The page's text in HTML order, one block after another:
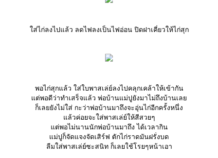
ส่ไก่ลงไปแล้ว ลดไฟลงเป็นไฟอ่อน ปิดฝาเคี่ยวให้ไก่สุก
พอไก่สุกแล้ว ใส่ใบพาสเล่ย์ลงไปคลุกเคล้าให้เข้ากัน
ต่พอดีว่าทำเสร็จแล้ว พ่อบ้านแม่ปูยังมาไม่ถึงบ้านเล
ก็เลยยังไม่ใส่ กะว่าพ่อบ้านมาถึงจะอุ่นไก่อีกครั้งหนึ่ง
ล้วค่อยจะใส่พาสเล่ย์ให้สีสวยๆ
ต่พอไม่นานนักพ่อบ้านมาถึง ได้เวลากิน
ม่ปูก็จัดแจงจัดเสิร์ฟ ตักไก่ราดมันฝรั่งบด
ลืมใส่พาสเล่ย์ซะสนิท ก็เลยใช้โรยๆหน้าเอา